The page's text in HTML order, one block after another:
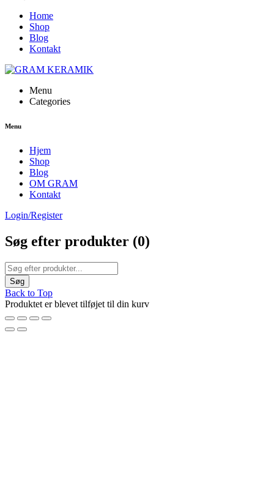
Home
Shop
Blog
Kontakt
Menu
Categories
Menu
Hjem
Shop
Blog
OM GRAM
Kontakt
Login/Register
Søg efter produkter (0)
Back to Top
Produktet er blevet tilføjet til din kurv